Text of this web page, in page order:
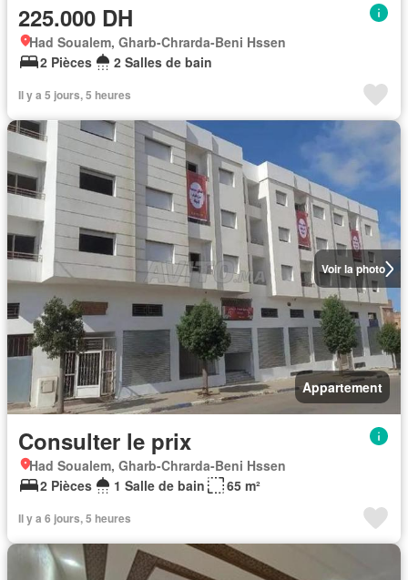
225.000 DH
Had Soualem, Gharb-Chrarda-Beni Hssen
2 Pièces
2 Salles de bain
Il y a 5 jours, 5 heures
Voir la photo
Appartement
Consulter le prix
Had Soualem, Gharb-Chrarda-Beni Hssen
2 Pièces
1 Salle de bain 65 m²
Il y a 6 jours, 5 heures